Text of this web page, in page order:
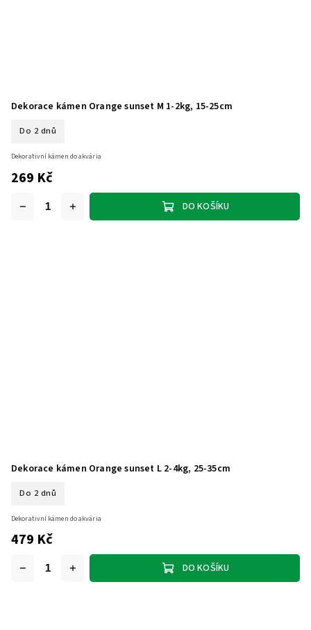
Dekorace kámen Orange sunset M 1-2kg, 15-25cm
Do 2 dnů
269 Kč
DO KOŠÍKU
Dekorativní kámen do akvária
Dekorace kámen Orange sunset L 2-4kg, 25-35cm
Do 2 dnů
479 Kč
DO KOŠÍKU
Dekorativní kámen do akvária